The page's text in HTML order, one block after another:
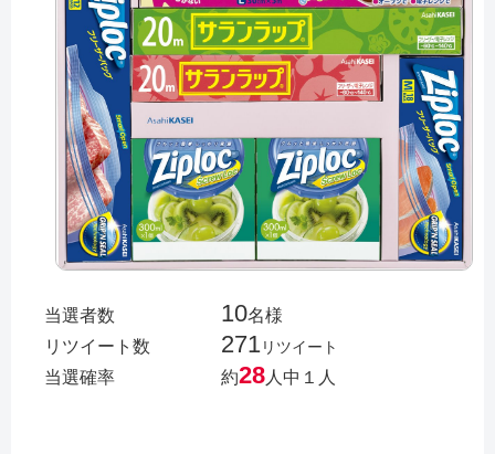
当選者数 10名様
リツイート数
271 リツイート
当選確率 約28 人中１人